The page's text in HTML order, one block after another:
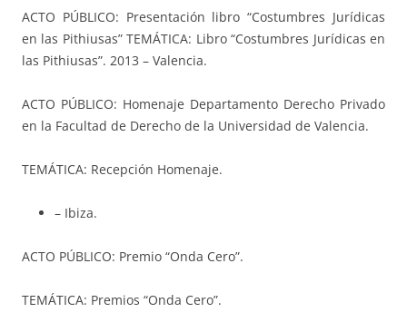
ACTO PÚBLICO: Presentación libro “Costumbres Jurídicas
en las Pithiusas” TEMÁTICA: Libro “Costumbres Jurídicas en
las Pithiusas”. 2013 – Valencia.
ACTO PÚBLICO: Homenaje Departamento Derecho Privado
en la Facultad de Derecho de la Universidad de Valencia.
TEMÁTICA: Recepción Homenaje.
– Ibiza.
ACTO PÚBLICO: Premio “Onda Cero”.
TEMÁTICA: Premios “Onda Cero”.